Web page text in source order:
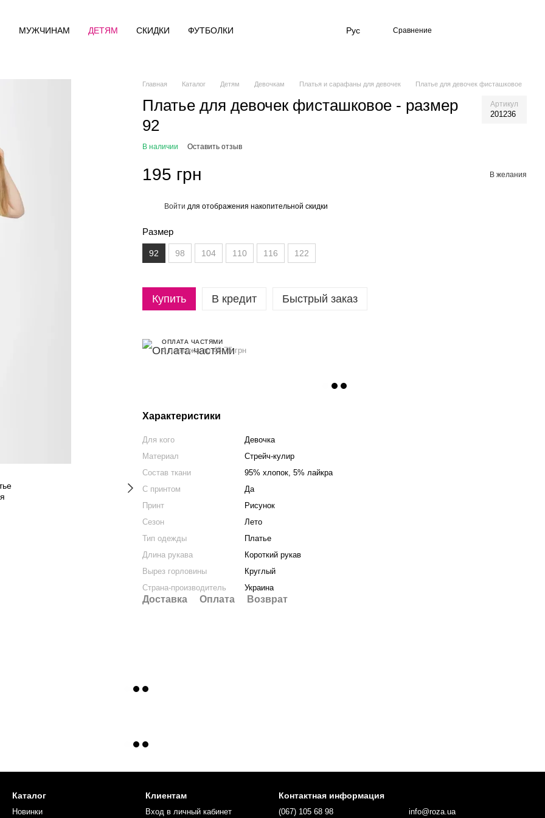
МУЖЧИНАМ ДЕТЯМ СКИДКИ ФУТБОЛКИ Рус Сравнение
Главная Каталог Детям Девочкам Платья и сарафаны для девочек Платье для девочек фисташковое
Платье для девочек фисташковое - размер
92
Артикул
201236
В наличии Оставить отзыв
195 грн В желания
Войти для отображения накопительной скидки
Размер
92 98 104 110 116 122
Купить В кредит Быстрый заказ
ОПЛАТА ЧАСТЯМИ
4 платежа по 48.75 грн
Характеристики
Для кого
Девочка
Материал
Стрейч-кулир
Состав ткани
95% хлопок, 5% лайкра
С принтом
Да
Принт
Рисунок
Сезон
Лето
Тип одежды
Платье
Длина рукава
Короткий рукав
Вырез горловины
Круглый
Страна-производитель
Украина
Доставка Оплата Возврат
Каталог
Новинки
Клиентам
Вход в личный кабинет
Контактная информация
(067) 105 68 98 info@roza.ua